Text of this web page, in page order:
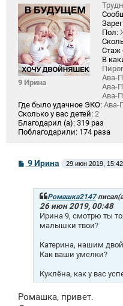
9 Ирина
Пол:
Стаж
В
Ава-
Ава-
Ава-
Где было удачное ЭКО: Ава-
Сколько у вас детей: 2
Благодарил (а): 319 раз
Поблагодарили: 174 раза
С9 Ирина 29 июн 2019, 15:42
Ромашка2147
26 июн 2019, 00:48
Ирина 9, смотрю ты
малышки твои?
Катерина, нашим
Как ваши умелки?
Куклёна, как у вас
Ромашка, привет.